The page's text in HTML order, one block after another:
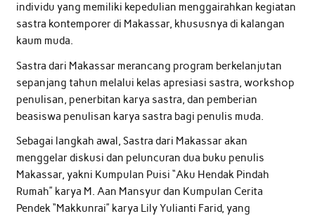
individu yang memiliki kepedulian menggairahkan kegiatan
sastra kontemporer di Makassar, khususnya di kalangan
kaum muda.
Sastra dari Makassar merancang program berkelanjutan
sepanjang tahun melalui kelas apresiasi sastra, workshop
penulisan, penerbitan karya sastra, dan pemberian
beasiswa penulisan karya sastra bagi penulis muda.
Sebagai langkah awal, Sastra dari Makassar akan
menggelar diskusi dan peluncuran dua buku penulis
Makassar, yakni Kumpulan Puisi “Aku Hendak Pindah
Rumah” karya M. Aan Mansyur dan Kumpulan Cerita
Pendek “Makkunrai” karya Lily Yulianti Farid, yang